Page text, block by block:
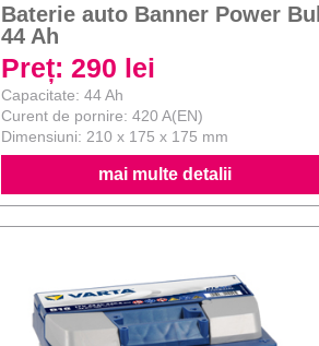
Baterie auto Banner Power Bull
44 Ah
Preț: 290 lei
Capacitate: 44 Ah
Curent de pornire: 420 A(EN)
Dimensiuni: 210 x 175 x 175 mm
mai multe detalii